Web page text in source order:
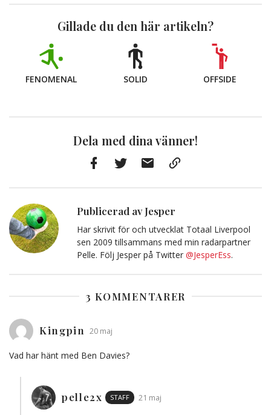
Gillade du den här artikeln?
FENOMENAL SOLID OFFSIDE
Dela med dina vänner!
Publicerad av Jesper
Har skrivit för och utvecklat Totaal Liverpool
sen 2009 tillsammans med min radarpartner
Pelle. Följ Jesper på Twitter @JesperEss.
3 KOMMENTARER
Kingpin 20 maj
Vad har hänt med Ben Davies?
pelle2x STAFF 21 maj